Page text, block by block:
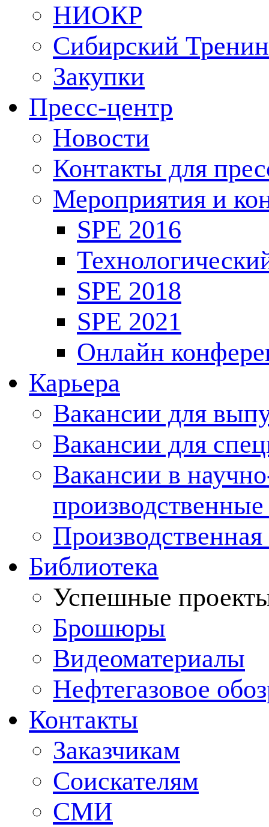
НИОКР
Сибирский
Закупки
Пресс-центр
Новости
Контакты для
Мероприятия и
SPE 2016
SPE 2018
SPE 2021
Онлайн
Карьера
Вакансии для
Вакансии для
Вакансии в
Производственная
Библиотека
Успешные
Брошюры
Видеоматериалы
Нефтегазовое
Контакты
Заказчикам
Соискателям
СМИ